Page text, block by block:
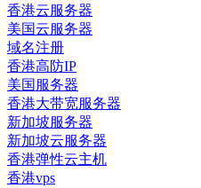
香港云服务器
美国云服务器
域名注册
香港高防IP
美国服务器
香港大带宽服务器
新加坡服务器
新加坡云服务器
香港弹性云主机
香港vps